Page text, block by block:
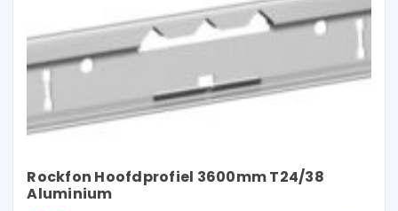
Rockfon Hoofdprofiel 3600mm T24/38
Aluminium